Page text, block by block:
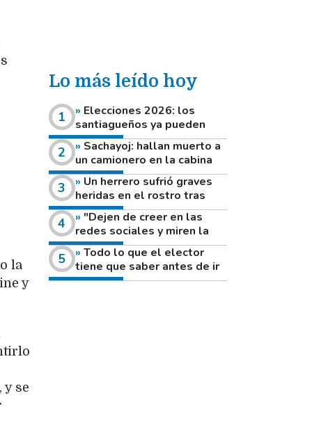
la
y
y se
Lo más leído hoy
Elecciones 2026: los
santiagueños ya pueden
consultar dónde votan este
domingo
Sachayoj: hallan muerto a
un camionero en la cabina
de su vehículo a la vera de
un camino rural
Un herrero sufrió graves
heridas en el rostro tras
reventar el disco de una
amoladora
"Dejen de creer en las
redes sociales y miren la
heladera de sus casas": el
fuerte mensaje de una joven
que votó por primera vez
Todo lo que el elector
tiene que saber antes de ir
a votar este domingo